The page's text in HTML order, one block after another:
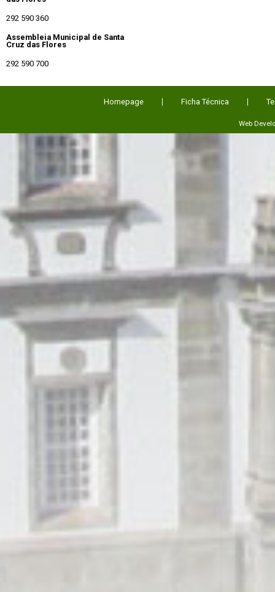
292 590 360
Assembleia Municipal de Santa
Cruz das Flores
292 590 700
Homepage Ficha Técnica
Web